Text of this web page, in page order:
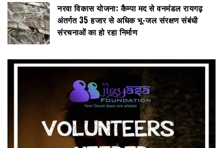
नरवा विकास योजना: कैम्पा मद से वनमंडल रायगढ़
अंतर्गत 35 हजार से अधिक भू-जल संरक्षण संबंधी
संरचनाओं का हो रहा निर्माण